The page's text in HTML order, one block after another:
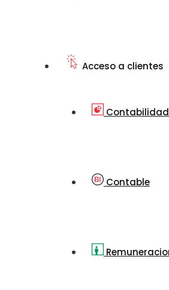
Acceso a clientes
Contable